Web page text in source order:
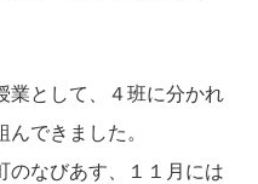
として、４班に分かれ
できました。
なびあす、１１月には